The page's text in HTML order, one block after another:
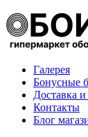
Галерея
Бонусные
Доставка и
Контакты
Блог